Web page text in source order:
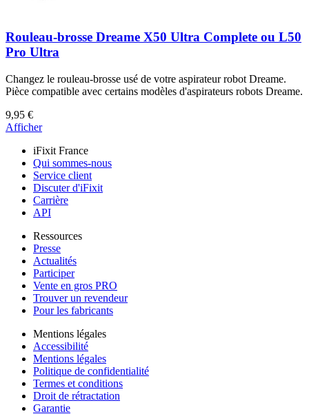
Rouleau-brosse Dreame X50 Ultra Complete ou L50
Pro Ultra
Changez le rouleau-brosse usé de votre aspirateur robot Dreame.
Pièce compatible avec certains modèles d'aspirateurs robots Dreame.
9,95 €
Afficher
iFixit France
Qui sommes-nous
Service client
Discuter d'iFixit
Carrière
API
Ressources
Presse
Actualités
Participer
Vente en gros PRO
Trouver un revendeur
Pour les fabricants
Mentions légales
Accessibilité
Mentions légales
Politique de confidentialité
Termes et conditions
Droit de rétractation
Garantie